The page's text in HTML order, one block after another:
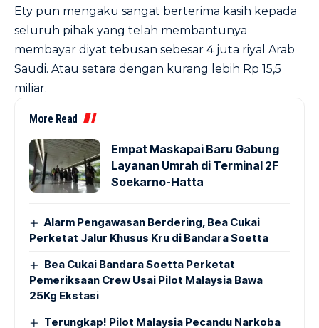
Ety pun mengaku sangat berterima kasih kepada
seluruh pihak yang telah membantunya
membayar diyat tebusan sebesar 4 juta riyal Arab
Saudi. Atau setara dengan kurang lebih Rp 15,5
miliar.
More Read
Empat Maskapai Baru Gabung
Layanan Umrah di Terminal 2F
Soekarno-Hatta
Alarm Pengawasan Berdering, Bea Cukai
Perketat Jalur Khusus Kru di Bandara Soetta
Bea Cukai Bandara Soetta Perketat
Pemeriksaan Crew Usai Pilot Malaysia Bawa
25Kg Ekstasi
Terungkap! Pilot Malaysia Pecandu Narkoba